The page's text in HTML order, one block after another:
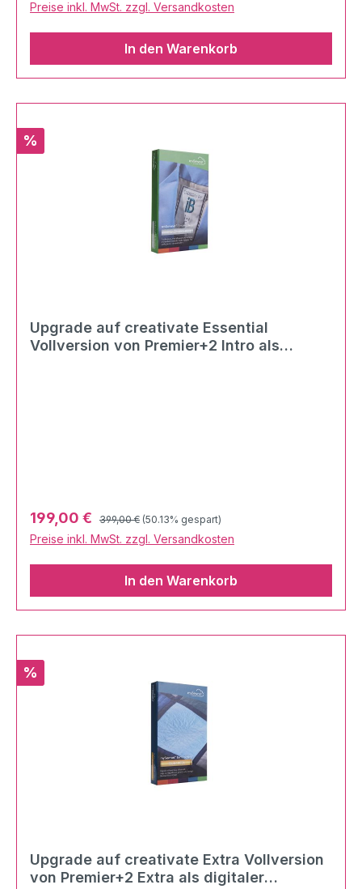
Preise inkl. MwSt. zzgl. Versandkosten
In den Warenkorb
Rabatt
%
Upgrade auf creativate Essential
Vollversion von Premier+2 Intro als
Verkaufspreis:
199,00 € Regulärer Preis:
399,00 € (50.13% gespart)
Preise inkl. MwSt. zzgl. Versandkosten
In den Warenkorb
Rabatt
%
Upgrade auf creativate Extra Vollversion
von Premier+2 Extra als digitaler